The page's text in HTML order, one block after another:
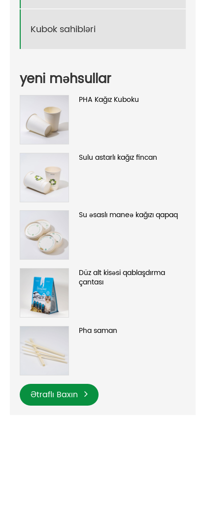
Kubok sahibləri
yeni məhsullar
PHA Kağız Kuboku
Sulu astarlı kağız fincan
Su əsaslı maneə kağızı qapaq
Düz alt kisəsi qablaşdırma
çantası
Pha saman
Ətraflı Baxın